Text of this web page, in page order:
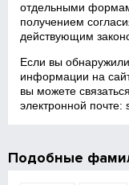
отдельными
получением
действующим
Если вы
информации на
вы можете
электронной почте:
Подобные